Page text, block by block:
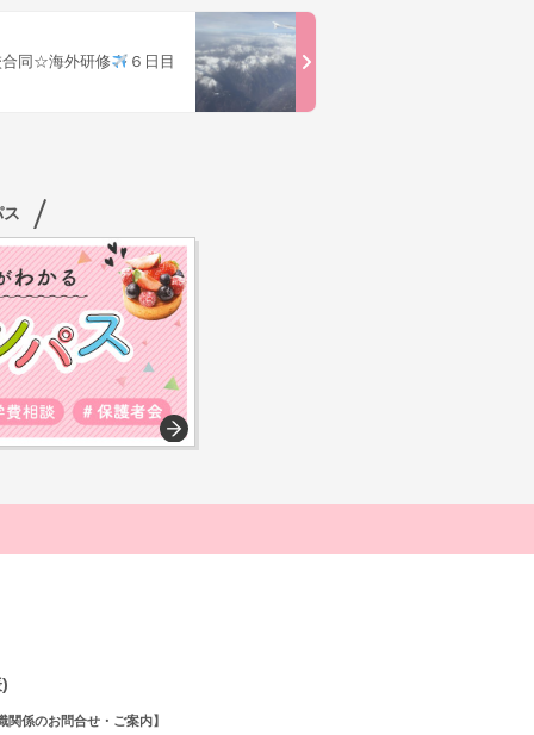
同☆海外研修 ６日目
関係のお問合せ・ご案内】